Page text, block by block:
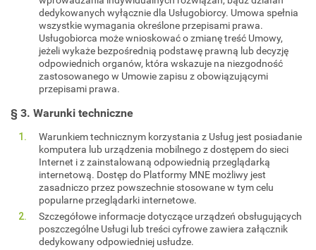
dedykowanych wyłącznie dla Usługobiorcy. Umowa spełnia
wszystkie wymagania określone przepisami prawa.
Usługobiorca może wnioskować o zmianę treść Umowy,
jeżeli wykaże bezpośrednią podstawę prawną lub decyzję
odpowiednich organów, która wskazuje na niezgodność
zastosowanego w Umowie zapisu z obowiązującymi
przepisami prawa.
§ 3. Warunki techniczne
Warunkiem technicznym korzystania z Usług jest posiadanie
komputera lub urządzenia mobilnego z dostępem do sieci
Internet i z zainstalowaną odpowiednią przeglądarką
internetową. Dostęp do Platformy MNE możliwy jest
zasadniczo przez powszechnie stosowane w tym celu
popularne przeglądarki internetowe.
Szczegółowe informacje dotyczące urządzeń obsługujących
poszczególne Usługi lub treści cyfrowe zawiera załącznik
dedykowany odpowiedniej usłudze.